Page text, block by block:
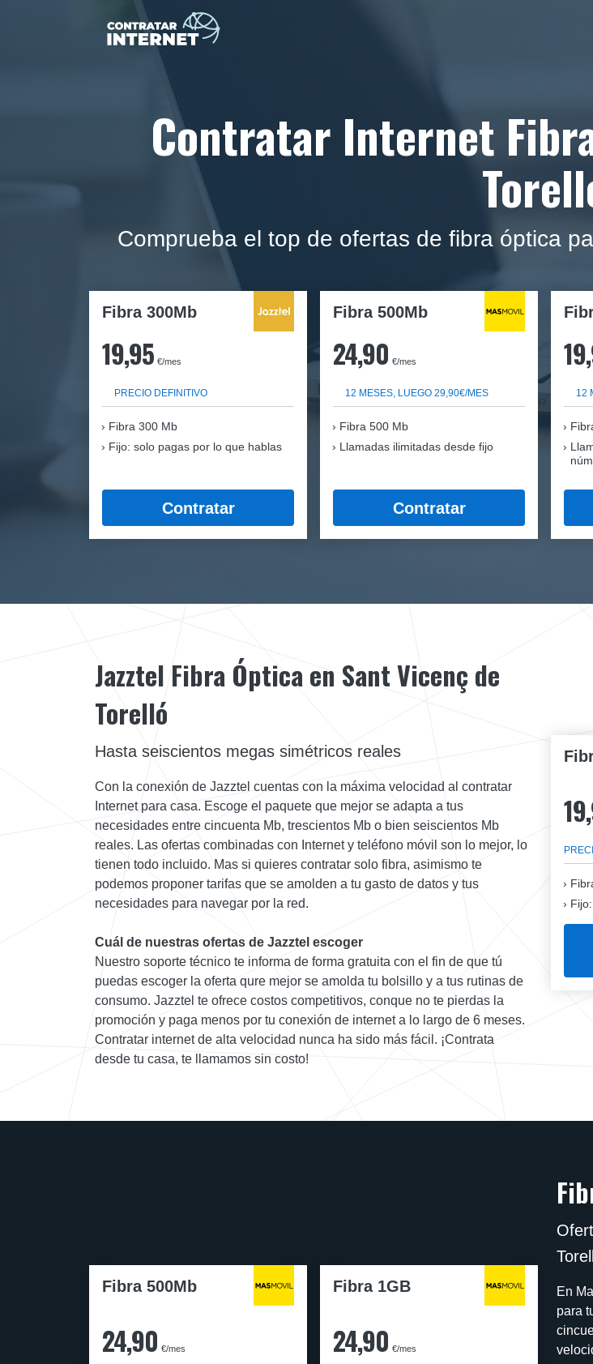
Contratar Internet
Comprueba el top de ofertas de fibra óptica
Fibra 300Mb
19,95 €/mes
PRECIO DEFINITIVO
Fibra 300 Mb
Fijo: solo pagas por lo que hablas
Contratar
Fibra 500Mb
24,90 €/mes
12 MESES, LUEGO 29,90€/MES
Fibra 500 Mb
Llamadas ilimitadas desde fijo
Contratar
12
Jazztel Fibra Óptica en Sant Vicenç de
Torelló
Hasta seiscientos megas simétricos reales
Con la conexión de Jazztel cuentas con la máxima velocidad al contratar
Internet para casa. Escoge el paquete que mejor se adapta a tus
necesidades entre cincuenta Mb, trescientos Mb o bien seiscientos Mb
reales. Las ofertas combinadas con Internet y teléfono móvil son lo mejor, lo
tienen todo incluido. Mas si quieres contratar solo fibra, asimismo te
podemos proponer tarifas que se amolden a tu gasto de datos y tus
necesidades para navegar por la red.
Cuál de nuestras ofertas de Jazztel escoger
Nuestro soporte técnico te informa de forma gratuita con el fin de que tú
puedas escoger la oferta qure mejor se amolda tu bolsillo y a tus rutinas de
consumo. Jazztel te ofrece costos competitivos, conque no te pierdas la
promoción y paga menos por tu conexión de internet a lo largo de 6 meses.
Contratar internet de alta velocidad nunca ha sido más fácil. ¡Contrata
desde tu casa, te llamamos sin costo!
Fibra 500Mb
24,90 €/mes
Fibra 1GB
24,90 €/mes
En
para